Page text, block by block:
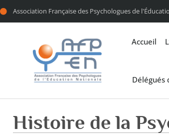
Association Française des Psychologues de
Accueil
Histoire de la